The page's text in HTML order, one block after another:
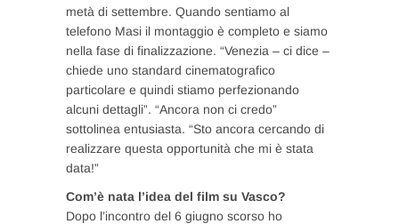
metà di settembre. Quando sentiamo al
telefono Masi il montaggio è completo e siamo
nella fase di finalizzazione. “Venezia – ci dice –
chiede uno standard cinematografico
particolare e quindi stiamo perfezionando
alcuni dettagli”. “Ancora non ci credo”
sottolinea entusiasta. “Sto ancora cercando di
realizzare questa opportunità che mi è stata
data!”
Com’è nata l’idea del film su Vasco?
Dopo l’incontro del 6 giugno scorso ho